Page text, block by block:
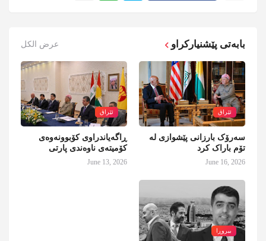
بابەتی پێشنیارکراو عرض الكل
ئێراق
سەرۆک بارزانی پێشوازی لە
تۆم باراک کرد
June 16, 2026
ئێراق
ڕاگەیاندراوی کۆبوونەوەی
کۆمیتەی ناوەندی پارتی
June 13, 2026
بیروڕا